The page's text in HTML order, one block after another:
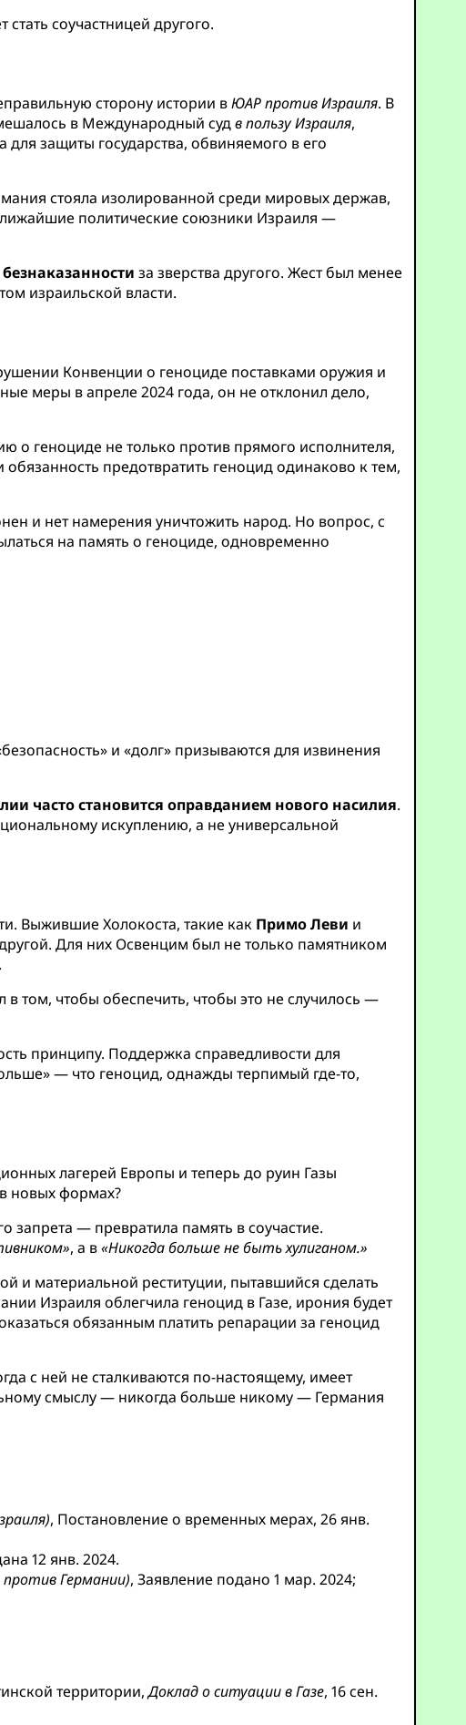
соучастницей другого.
сторону истории вЮАР против Израиля. В
в Международный судв пользу Израиля,
защиты государства, обвиняемого в его
стояла изолированной среди мировых держав,
политические союзники Израиля —
за зверства другого. Жест был менее
израильской власти.
Конвенции о геноциде поставками оружия и
меры в апреле 2024 года, он не отклонил дело,
о геноциде не только против прямого исполнителя,
предотвратить геноцид одинаково к тем,
и нет намерения уничтожить народ. Но вопрос, с
на память о геноциде, одновременно
и «долг» призываются для извинения
часто становится оправданием нового насилия.
искуплению, а не универсальной
Выжившие Холокоста, такие как Примо Леви и
Для них Освенцим был не только памятником
том, чтобы обеспечить, чтобы это не случилось —
принципу. Поддержка справедливости для
— что геноцид, однажды терпимый где-то,
лагерей Европы и теперь до руин Газы
новых формах?
запрета — превратила память в соучастие.
, а в«Никогда больше не быть хулиганом.»
и материальной реституции, пытавшийся сделать
Израиля облегчила геноцид в Газе, ирония будет
обязанным платить репарации за геноцид
с ней не сталкиваются по-настоящему, имеет
смыслу — никогда больше никому — Германия
, Постановление о временных мерах, 26 янв.
12 янв. 2024.
против Германии), Заявление подано 1 мар. 2024;
территории,Доклад о ситуации в Газе, 16 сен.